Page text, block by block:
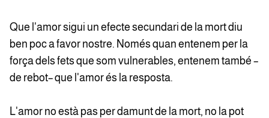
Que l'amor sigui un efecte secundari de la mort diu
ben poc a favor nostre. Només quan entenem per la
força dels fets que som vulnerables, entenem també –
de rebot– que l'amor és la resposta.
L'amor no està pas per damunt de la mort, no la pot